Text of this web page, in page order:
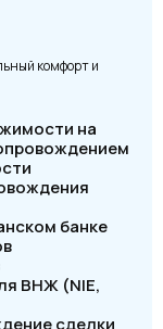
комфорт и
на
банке
ВНЖ (NIE,
сделки